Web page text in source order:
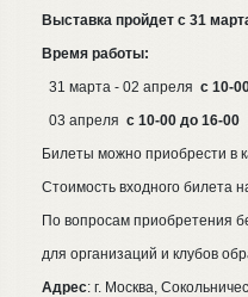
Выставка пройдет с 31
Время работы:
31 марта - 02 апреля с 10-
03 апреля с 10-00 до 16-00
Билеты можно приобрести в
Стоимость входного билета
По вопросам приобретения
для организаций и клубов
Адрес: г. Москва,